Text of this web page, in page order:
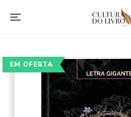
EM OFERTA